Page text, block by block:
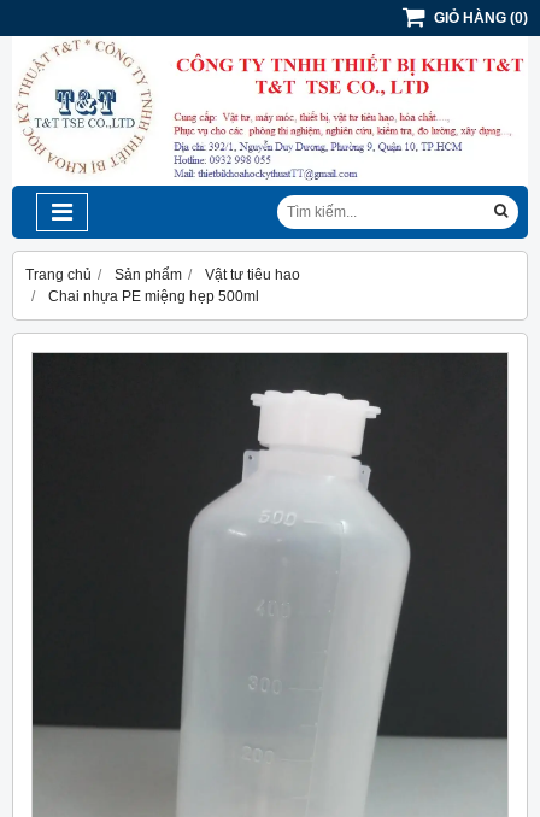
GIỎ HÀNG (0)
Trang chủ Sản phẩm
Vật tư tiêu hao
Chai nhựa PE miệng hẹp 500ml